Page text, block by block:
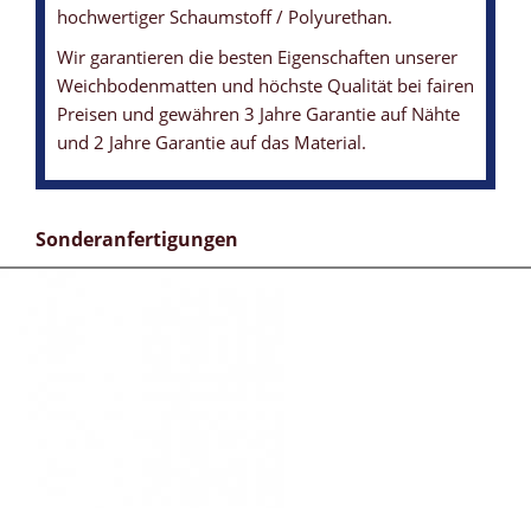
hochwertiger Schaumstoff / Polyurethan.
Wir garantieren die besten Eigenschaften unserer
Weichbodenmatten und höchste Qualität bei fairen
Preisen und gewähren 3 Jahre Garantie auf Nähte
und 2 Jahre Garantie auf das Material.
Sonderanfertigungen